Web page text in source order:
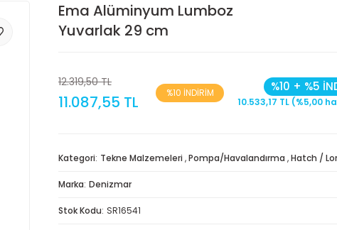
Ema Alüminyum Lumboz
Yuvarlak 29 cm
12.319,50 TL
11.087,55 TL %10 İNDİRİM %10 + %5
10.533,17 TL (%5,00
Kategori Tekne Malzemeleri ,Pompa/Havalandırma ,Hatch /
Marka Denizmar
Stok Kodu SR16541